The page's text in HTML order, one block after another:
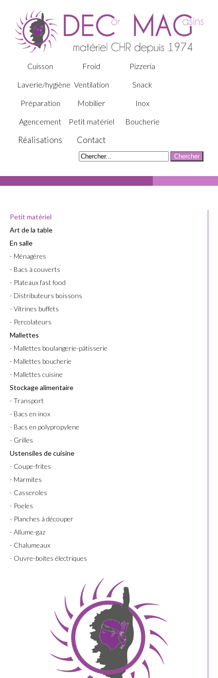
Cuisson Froid
Pizzeria
Laverie/hygiène Ventilation
Snack
Préparation
Mobilier
Inox
Agencement
Petit matériel Boucherie
Réalisations Contact
Petit matériel
Art de la table
En salle
- Ménagères
- Bacs à couverts
- Plateaux fast food
- Distributeurs boissons
- Vitrines buffets
- Percolateurs
Mallettes
- Mallettes boulangerie-pâtisserie
- Mallettes boucherie
- Mallettes cuisine
Stockage alimentaire
- Transport
- Bacs en inox
- Bacs en polypropylene
- Grilles
Ustensiles de cuisine
- Coupe-frites
- Marmites
- Casseroles
- Poeles
- Planches à découper
- Allume-gaz
- Chalumeaux
- Ouvre-boites électriques